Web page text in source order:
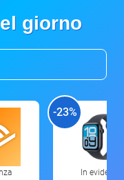
giorno
-23%
In evidenza